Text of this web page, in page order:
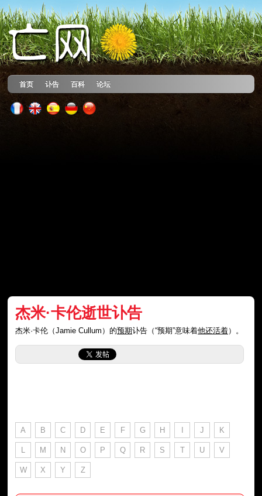
首页 讣告 百科 论坛
杰米·卡伦逝世讣告
杰米·卡伦（Jamie Cullum）的预期讣告（“预期”意味着他还活着）。
A B C D E F G H I J K
L M N O P Q R S T U V
W X Y Z